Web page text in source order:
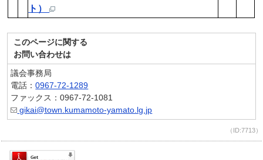
ト）
このページに関する
お問い合わせは
議会事務局
電話：0967-72-1289
ファックス：0967-72-1081
gikai@town.kumamoto-yamato.lg.jp
（ID:7713）